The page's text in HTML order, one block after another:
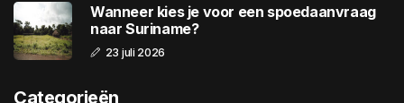
Wanneer kies je voor een spoedaanvraag
naar Suriname?
23 juli 2026
Categorieën